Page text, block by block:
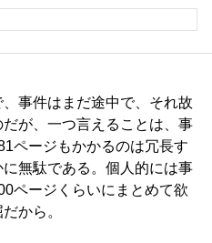
、事件はまだ途中で、それ故
が、一つ言えることは、事
ページもかかるのは冗長す
無駄である。個人的には事
ページくらいにまとめて欲
から。